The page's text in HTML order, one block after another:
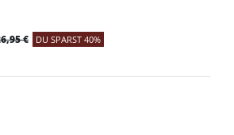
€ DU SPARST 40%